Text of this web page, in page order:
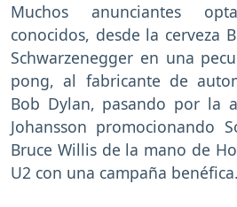
Muchos anunciantes
conocidos, desde la cerveza
Schwarzenegger en una
pong, al fabricante de
Bob Dylan, pasando por la
Johansson promocionando
Bruce Willis de la mano de
U2 con una campaña benéfica.